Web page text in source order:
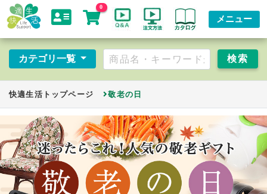
0
メニュー
カテゴリ一覧
快適生活トップページ 敬老の日